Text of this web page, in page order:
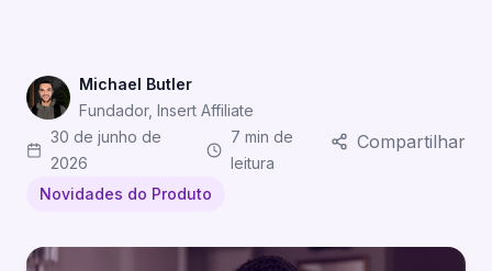
Michael Butler
Fundador, Insert Affiliate
30 de junho de
2026
7 min de
leitura
Novidades do Produto
Compartilhar
Estruturas de Comissão Flexíveis para Programas de